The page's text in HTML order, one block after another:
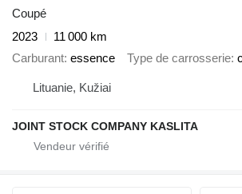
Coupé
2023
11 000 km
Carburant essence Type de carrosserie
Lituanie, Kužiai
JOINT STOCK COMPANY KASLITA